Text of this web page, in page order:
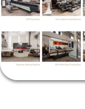
VIDEOS
VR-